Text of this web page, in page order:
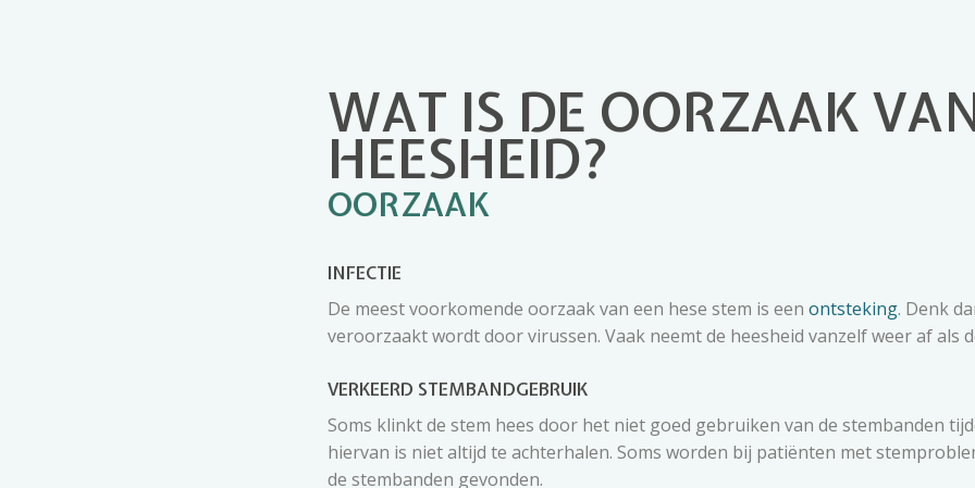
WAT IS DE OORZAAK
HEESHEID?
OORZAAK
INFECTIE
De meest voorkomende oorzaak van een hese stem is een ontsteking. Denk
veroorzaakt wordt door virussen. Vaak neemt de heesheid vanzelf weer af als
VERKEERD STEMBANDGEBRUIK
Soms klinkt de stem hees door het niet goed gebruiken van de stembanden
hiervan is niet altijd te achterhalen. Soms worden bij patiënten met
de stembanden gevonden.